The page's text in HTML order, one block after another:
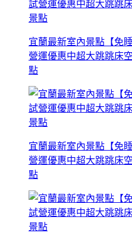
宜蘭最新室內景點【免
營運優惠中超大跳跳床
點
宜蘭最新室內景點【免
營運優惠中超大跳跳床
點